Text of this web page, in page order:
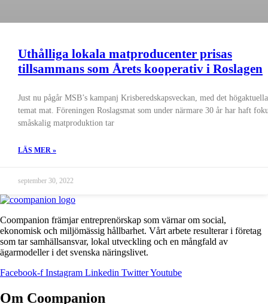
Uthålliga lokala matproducenter prisas
tillsammans som Årets kooperativ i Roslagen
Just nu pågår MSB’s kampanj Krisberedskapsveckan, med det högaktuella
temat mat. Föreningen Roslagsmat som under närmare 30 år har haft
småskalig matproduktion tar
LÄS MER »
september 30, 2022
Coompanion främjar entreprenörskap som värnar om social,
ekonomisk och miljömässig hållbarhet. Vårt arbete resulterar i företag
som tar samhällsansvar, lokal utveckling och en mångfald av
ägarmodeller i det svenska näringslivet.
Facebook-f Instagram Linkedin TwitterYoutube
Om Coompanion